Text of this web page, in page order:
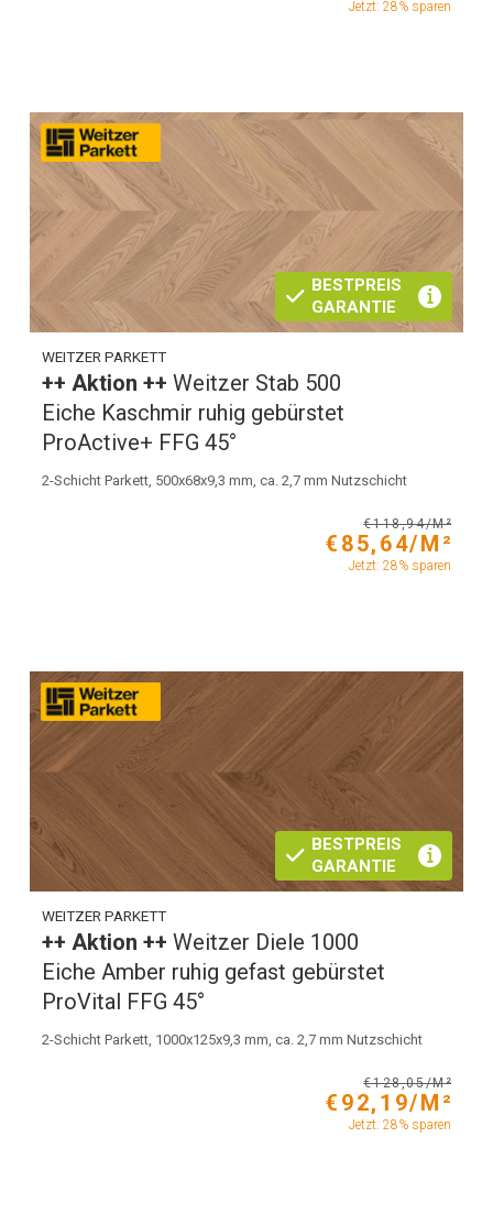
Jetzt: 28% sparen
BESTPREIS
GARANTIE
WEITZER PARKETT
++ Aktion ++Weitzer Stab 500
Eiche Kaschmir ruhig gebürstet
ProActive+ FFG 45°
2-Schicht Parkett, 500x68x9,3 mm, ca. 2,7 mm Nutzschicht
€118,94/M²
€85,64/M²
Jetzt: 28% sparen
BESTPREIS
GARANTIE
WEITZER PARKETT
++ Aktion ++Weitzer Diele 1000
Eiche Amber ruhig gefast gebürstet
ProVital FFG 45°
2-Schicht Parkett, 1000x125x9,3 mm, ca. 2,7 mm Nutzschicht
€128,05/M²
€92,19/M²
Jetzt: 28% sparen